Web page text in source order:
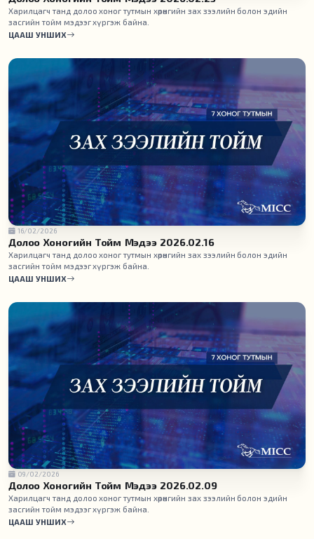
Харилцагч танд долоо хоног тутмын хөрөнгийн зах зээлийн болон эдийн
засгийн тойм мэдээг хүргэж байна.
ЦААШ УНШИХ
16/02/2026
Долоо Хоногийн Тойм Мэдээ 2026.02.16
Харилцагч танд долоо хоног тутмын хөрөнгийн зах зээлийн болон эдийн
засгийн тойм мэдээг хүргэж байна.
ЦААШ УНШИХ
09/02/2026
Долоо Хоногийн Тойм Мэдээ 2026.02.09
Харилцагч танд долоо хоног тутмын хөрөнгийн зах зээлийн болон эдийн
засгийн тойм мэдээг хүргэж байна.
ЦААШ УНШИХ